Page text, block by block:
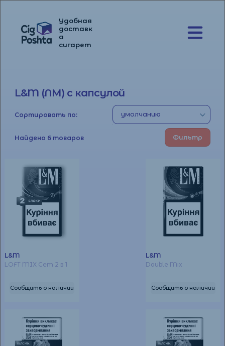
Удобная
доставк
а
сигарет
Перейти
Перейти
L&M (ЛМ) с капсулой
Найдено 6 товаров
Сортировать по:
Фильтр
L&M
LOFT MIX Сет 2 в 1
Сообщить о наличии
L&M
Double Mix
Сообщить о наличии